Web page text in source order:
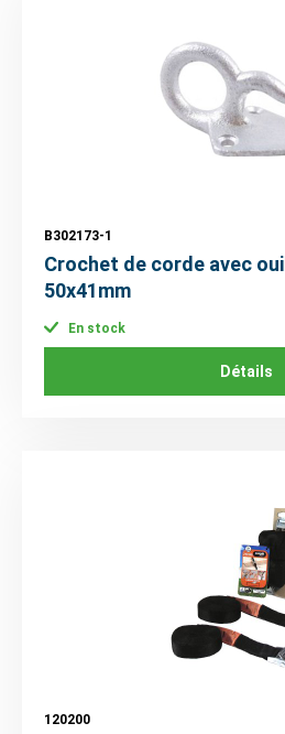
B302173-1
Crochet de corde avec
50x41mm
En stock
Détails
120200